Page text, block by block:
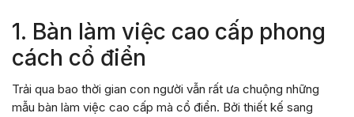
1. Bàn làm việc cao cấp phong
cách cổ điển
Trải qua bao thời gian con người vẫn rất ưa chuộng những
mẫu bàn làm việc cao cấp mà cổ điển. Bởi thiết kế sang